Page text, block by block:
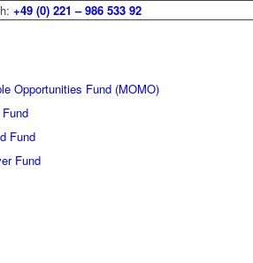
+49 (0) 221 – 986 533 92
Opportunities Fund (MOMO)
Fund
Fund